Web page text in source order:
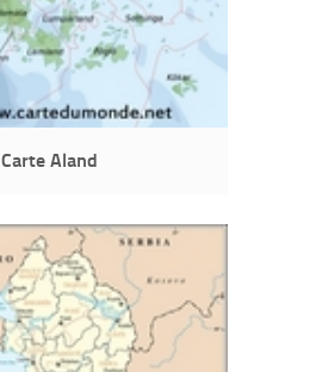
Carte Aland